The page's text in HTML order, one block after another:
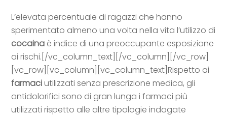
L’elevata percentuale di ragazzi che hanno
sperimentato almeno una volta nella vita l’utilizzo di
cocaina è indice di una preoccupante esposizione
ai rischi.[/vc_column_text][/vc_column][/vc_row]
[vc_row][vc_column][vc_column_text]Rispetto ai
farmaciutilizzati senza prescrizione medica, gli
antidolorifici sono di gran lunga i farmaci più
utilizzati rispetto alle altre tipologie indagate